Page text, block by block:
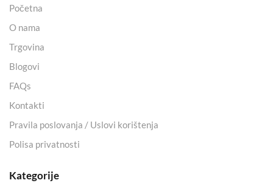
Početna
O nama
Trgovina
Blogovi
FAQs
Kontakti
Pravila poslovanja / Uslovi korištenja
Polisa privatnosti
Kategorije